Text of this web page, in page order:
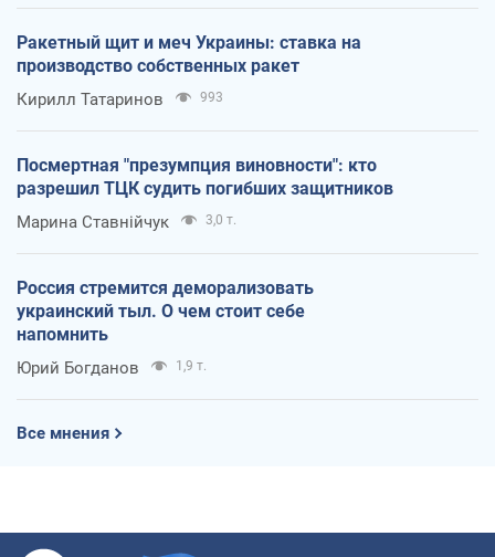
Ракетный щит и меч Украины: ставка на
производство собственных ракет
Кирилл Татаринов 993
Посмертная "презумпция виновности": кто
разрешил ТЦК судить погибших защитников
Марина Ставнійчук 3,0 т.
Россия стремится деморализовать
украинский тыл. О чем стоит себе
напомнить
Юрий Богданов 1,9 т.
Все мнения